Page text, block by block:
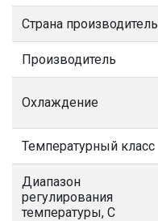
Страна производитель
Производитель
Охлаждение
Температурный класс
Диапазон
регулирования
температуры, С